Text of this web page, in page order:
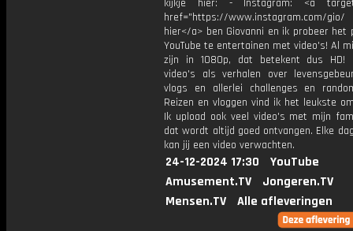
kijkje hier: - Instagram: <a
href="https://www.instagram.com/
hier</a> ben Giovanni en ik probeer het
YouTube te entertainen met video's! Al
zijn in 1080p, dat betekent dus HD!
video's als verhalen over
vlogs en allerlei challenges en
Reizen en vloggen vind ik het leukste
Ik upload ook veel video's met mijn
dat wordt altijd goed ontvangen. Elke
kan jij een video verwachten.
24-12-2024 17:30
YouTube
Amusement.TV
Jongeren.TV
Mensen.TV
Alle afleveringen